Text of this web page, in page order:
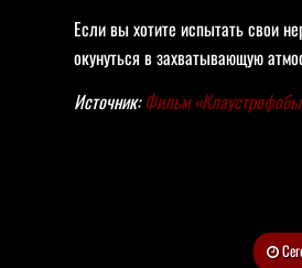
Если вы хотите испытать свои
окунуться в захватывающую
Источник:Фильм